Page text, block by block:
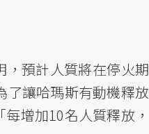
預計人質將在停火期
了讓哈瑪斯有動機釋放
增加10名人質釋放，